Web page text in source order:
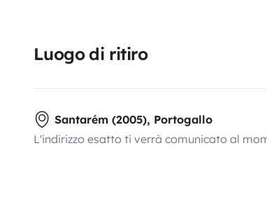
Luogo di ritiro
Santarém (2005), Portogallo
L'indirizzo esatto ti verrà comunicato al